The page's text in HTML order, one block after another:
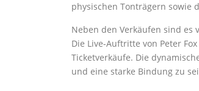
physischen Tonträgern sowie
Neben den Verkäufen sind es
Die Live-Auftritte von Peter
Ticketverkäufe. Die
und eine starke Bindung zu